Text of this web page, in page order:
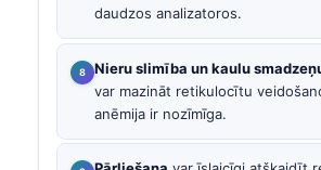
daudzos analizatoros.
Nieru slimība un kaulu
var mazināt retikulocītu
anēmija ir nozīmīga.